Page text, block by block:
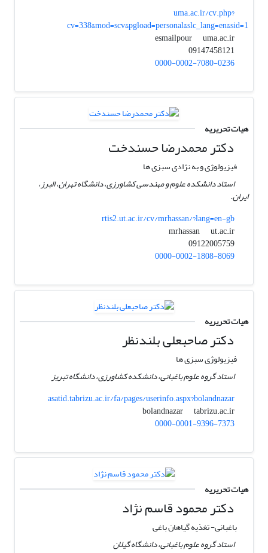
uma.ac.ir/cv.php?
cv=338&mod=scv&pgload=personal&slc_lang=en&sid=1
esmailpour
uma.ac.ir
0000-0002-7080-0236
هیات تحریریه
دکتر محمدرضا حسندخت
فیزیولوژی و به نژادی سبزی ها
استاد دانشکده علوم و مهندسی کشاورزی، دانشگاه تهران، البرز،
ایران.
rtis2.ut.ac.ir/cv/mrhassan/?lang=en-gb
mrhassan
ut.ac.ir
09122005759
0000-0002-1808-8069
هیات تحریریه
دکتر صاحبعلی بلندنظر
فیزیولوژی سبزی ها
استاد گروه علوم باغبانی، دانشکده کشاورزی، دانشگاه تبریز
asatid.tabrizu.ac.ir/fa/pages/userinfo.aspx?bolandnazar
bolandnazar
tabrizu.ac.ir
0000-0001-9396-7373
هیات تحریریه
دکتر محمود قاسم نژاد
باغبانی- تغذیه گیاهان باغی
استاد گروه علوم باغبانی، دانشگاه گیلان